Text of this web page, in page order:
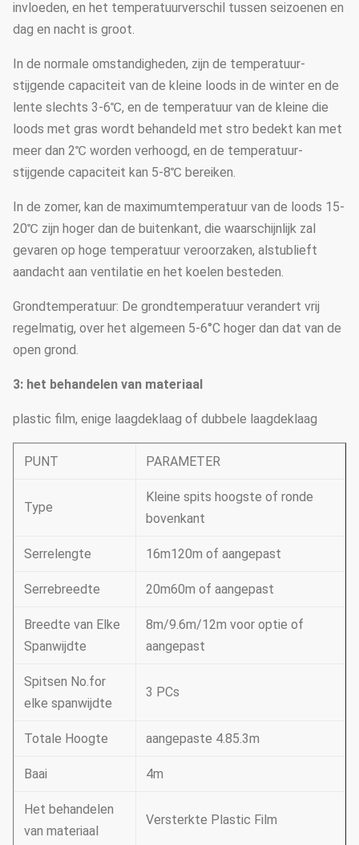
invloeden, en het temperatuurverschil tussen seizoenen en
dag en nacht is groot.
In de normale omstandigheden, zijn de temperatuur-
stijgende capaciteit van de kleine loods in de winter en de
lente slechts 3-6℃, en de temperatuur van de kleine die
loods met gras wordt behandeld met stro bedekt kan met
meer dan 2℃ worden verhoogd, en de temperatuur-
stijgende capaciteit kan 5-8℃ bereiken.
In de zomer, kan de maximumtemperatuur van de loods 15-
20℃ zijn hoger dan de buitenkant, die waarschijnlijk zal
gevaren op hoge temperatuur veroorzaken, alstublieft
aandacht aan ventilatie en het koelen besteden.
Grondtemperatuur: De grondtemperatuur verandert vrij
regelmatig, over het algemeen 5-6°C hoger dan dat van de
open grond.
3: het behandelen van materiaal
plastic film, enige laagdeklaag of dubbele laagdeklaag
PUNT PARAMETER
Type
Kleine spits hoogste of ronde
bovenkant
Serrelengte 16m120m of aangepast
Serrebreedte 20m60m of aangepast
Breedte van Elke
Spanwijdte
8m/9.6m/12m voor optie of
aangepast
Spitsen No.for
elke spanwijdte
3 PCs
Totale Hoogte aangepaste 4.85.3m
Baai 4m
Het behandelen
van materiaal
Versterkte Plastic Film